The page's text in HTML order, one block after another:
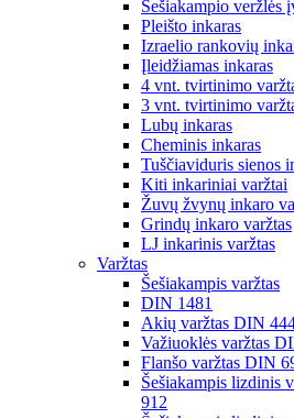
Šešiakampio veržlės
Pleišto inkaras
Izraelio rankovių
Įleidžiamas inkaras
4 vnt. tvirtinimo
3 vnt. tvirtinimo
Lubų inkaras
Cheminis inkaras
Tuščiaviduris sienos
Kiti inkariniai varžtai
Žuvų žvynų inkaro
Grindų inkaro varžtas
LJ inkarinis varžtas
Varžtas
Šešiakampis varžtas
DIN 1481
Akių varžtas DIN
Važiuoklės varžtas
Flanšo varžtas DIN
Šešiakampis lizdinis
912